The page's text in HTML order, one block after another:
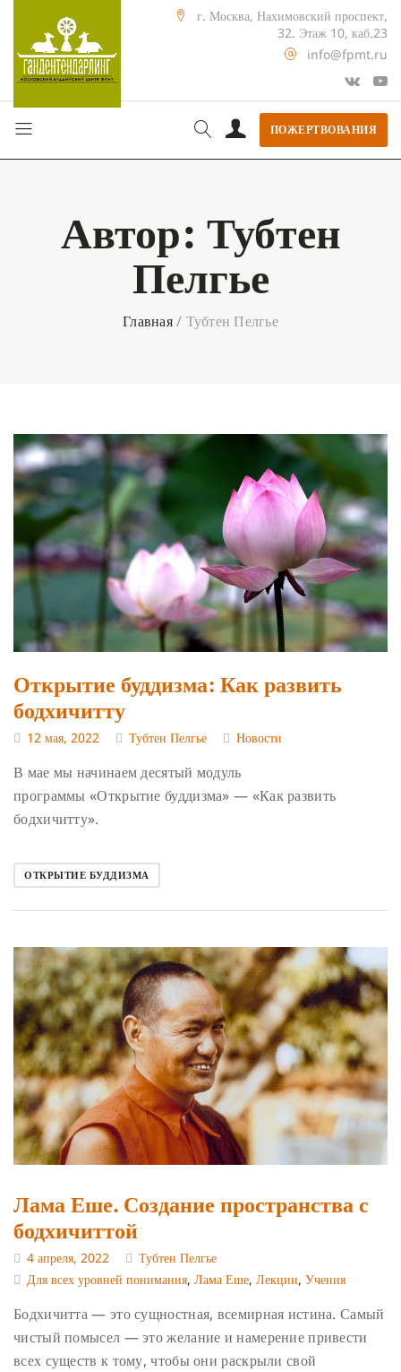
г. Москва, Нахимовский проспект,
32. Этаж 10, каб.23
info@fpmt.ru
ПОЖЕРТВОВАНИЯ
Автор: Тубтен
Пелгье
Главная/ Тубтен Пелгье
Открытие буддизма: Как развить
бодхичитту
12 мая, 2022 Тубтен Пелгье Новости
В мае мы начинаем десятый модуль
программы «Открытие буддизма» — «Как развить
бодхичитту».
ОТКРЫТИЕ БУДДИЗМА
Лама Еше. Создание пространства с
бодхичиттой
4 апреля, 2022
Тубтен Пелгье
Для всех уровней понимания, Лама Еше, Лекции, Учения
Бодхичитта — это сущностная, всемирная истина. Самый
чистый помысел — это желание и намерение привести
всех существ к тому, чтобы они раскрыли свой